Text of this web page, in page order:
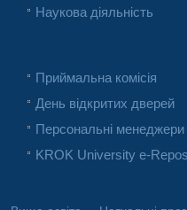
Наукова діяльність
Приймальна комісія
День відкритих дверей
Персональні менеджери
KROK University e-